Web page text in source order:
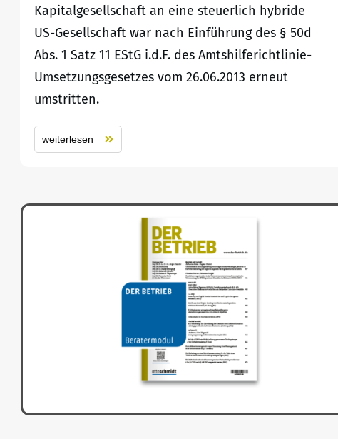
Kapitalgesellschaft an eine steuerlich hybride
US-Gesellschaft war nach Einführung des § 50d
Abs. 1 Satz 11 EStG i.d.F. des Amtshilferichtlinie-
Umsetzungsgesetzes vom 26.06.2013 erneut
umstritten.
weiterlesen